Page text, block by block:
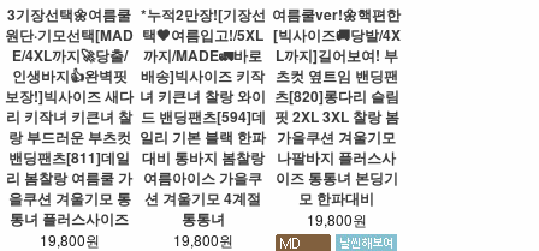
3기장선택🌼여름쿨
원단·기모선택[MAD
E/4XL까지🚀당출/
인생바지👍완벽핏
보장!]빅사이즈 새다
리 키작녀 키큰녀 찰
랑 부드러운 부츠컷
밴딩팬츠[811]데일
리 봄찰랑 여름쿨 가
을쿠션 겨울기모 통
통녀 플러스사이즈
19,800원
*누적2만장![기장선
택🖤여름입고!/5XL
까지/MADE🚛바로
배송]빅사이즈 키작
녀 키큰녀 찰랑 와이
드 밴딩팬츠[594]데
일리 기본 블랙 한파
대비 통바지 봄찰랑
여름아이스 가을쿠
션 겨울기모 4계절
통통녀
19,800원
여름쿨ver!🌼핵편한
[빅사이즈🚚당발/4X
L까지]길어보여! 부
츠컷 옆트임 밴딩팬
츠[820]롱다리 슬림
핏 2XL 3XL 찰랑 봄
가을쿠션 겨울기모
나팔바지 플러스사
이즈 통통녀 본딩기
모 한파대비
19,800원